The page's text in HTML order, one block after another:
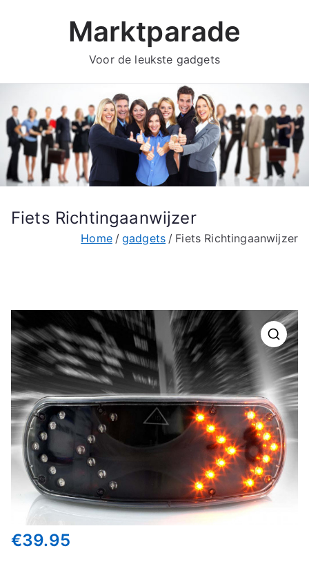
Marktparade
Voor de leukste gadgets
Fiets Richtingaanwijzer
Home gadgets Fiets Richtingaanwijzer
🔍
€39.95